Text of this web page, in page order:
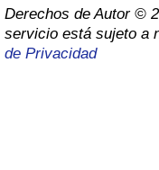
Derechos de Autor ©
servicio está sujeto a
de Privacidad
Índice de costo de
Índice de Precios
Índice de calidad de